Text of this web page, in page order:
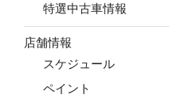
特選中古車情報
店舗情報
スケジュール
ペイント